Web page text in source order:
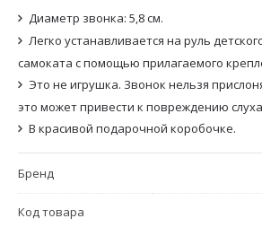
Диаметр звонка: 5,8 см.
Легко устанавливается на руль
самоката с помощью прилагаемого
Это не игрушка. Звонок нельзя
это может привести к повреждению
В красивой подарочной коробочке.
Бренд
Код товара